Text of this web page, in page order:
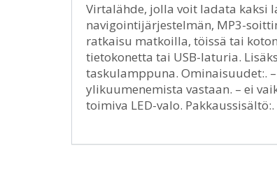
Virtalähde, jolla voit ladata kaksi
navigointijärjestelmän, MP3-
ratkaisu matkoilla, töissä tai
tietokonetta tai USB-laturia.
taskulamppuna. Ominaisuudet:.
ylikuumenemista vastaan. – ei
toimiva LED-valo.